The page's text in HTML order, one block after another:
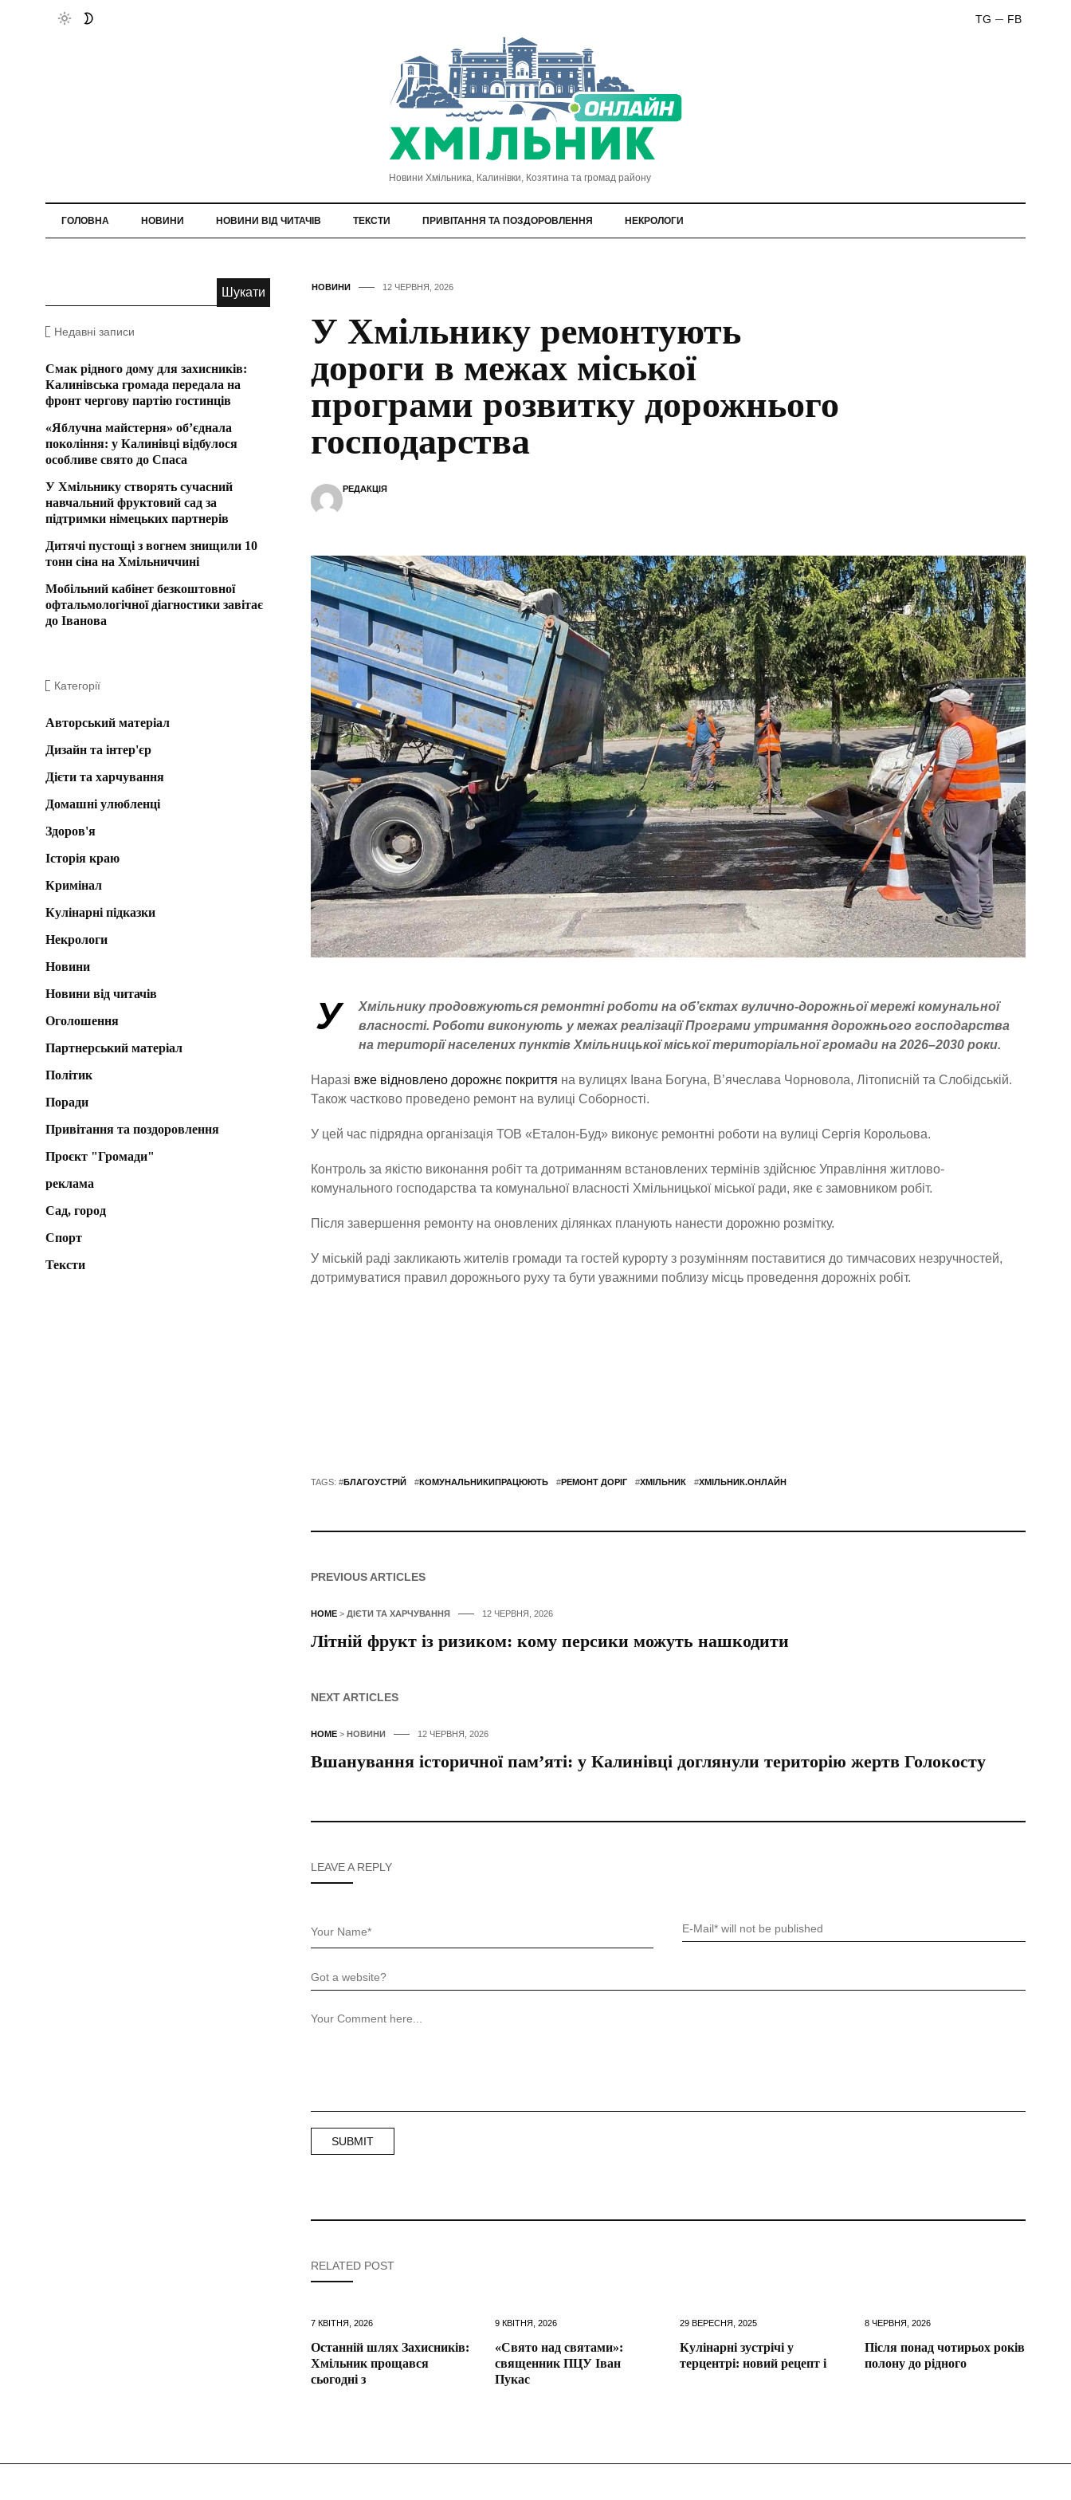
FB
TG
Новини Хмільника, Калинівки, Козятина та громад району
ГОЛОВНА НОВИНИ НОВИНИ ВІД ЧИТАЧІВ ТЕКСТИ ПРИВІТАННЯ ТА ПОЗДОРОВЛЕННЯ НЕКРОЛОГИ
НОВИНИ 12 ЧЕРВНЯ, 2026
У Хмільнику ремонтують
дороги в межах міської
програми розвитку дорожнього
господарства
РЕДАКЦІЯ
У
Хмільнику продовжуються ремонтні роботи на об’єктах вулично-дорожньої мережі комунальної
власності. Роботи виконують у межах реалізації Програми утримання дорожнього господарства
на території населених пунктів Хмільницької міської територіальної громади на 2026–2030 роки.
Наразі вже відновлено дорожнє покриття на вулицях Івана Богуна, В’ячеслава Чорновола, Літописній та Слобідській.
Також частково проведено ремонт на вулиці Соборності.
У цей час підрядна організація ТОВ «Еталон-Буд» виконує ремонтні роботи на вулиці Сергія Корольова.
Контроль за якістю виконання робіт та дотриманням встановлених термінів здійснює Управління житлово-
комунального господарства та комунальної власності Хмільницької міської ради, яке є замовником робіт.
Після завершення ремонту на оновлених ділянках планують нанести дорожню розмітку.
У міській раді закликають жителів громади та гостей курорту з розумінням поставитися до тимчасових незручностей,
дотримуватися правил дорожнього руху та бути уважними поблизу місць проведення дорожніх робіт.
TAGS: #БЛАГОУСТРІЙ #КОМУНАЛЬНИКИПРАЦЮЮТЬ #РЕМОНТ ДОРІГ #ХМІЛЬНИК #ХМІЛЬНИК.ОНЛАЙН
PREVIOUS ARTICLES
HOME> ДІЄТИ ТА ХАРЧУВАННЯ 12 ЧЕРВНЯ, 2026
Літній фрукт із ризиком: кому персики можуть нашкодити
NEXT ARTICLES
HOME> НОВИНИ 12 ЧЕРВНЯ, 2026
Вшанування історичної пам’яті: у Калинівці доглянули територію жертв Голокосту
LEAVE A REPLY
RELATED POST
7 КВІТНЯ, 2026
Останній шлях Захисників:
Хмільник прощався
сьогодні з
9 КВІТНЯ, 2026
«Свято над святами»:
священник ПЦУ Іван
Пукас
29 ВЕРЕСНЯ, 2025
Кулінарні зустрічі у
терцентрі: новий рецепт і
8 ЧЕРВНЯ, 2026
Після понад чотирьох років
полону до рідного
Недавні записи
Смак рідного дому для захисників:
Калинівська громада передала на
фронт чергову партію гостинців
«Яблучна майстерня» об’єднала
покоління: у Калинівці відбулося
особливе свято до Спаса
У Хмільнику створять сучасний
навчальний фруктовий сад за
підтримки німецьких партнерів
Дитячі пустощі з вогнем знищили 10
тонн сіна на Хмільниччині
Мобільний кабінет безкоштовної
офтальмологічної діагностики завітає
до Іванова
Категорії
Авторський матеріал
Дизайн та інтер'єр
Дієти та харчування
Домашні улюбленці
Здоров'я
Історія краю
Кримінал
Кулінарні підказки
Некрологи
Новини
Новини від читачів
Оголошення
Партнерський матеріал
Політик
Поради
Привітання та поздоровлення
Проєкт "Громади"
реклама
Сад, город
Спорт
Тексти